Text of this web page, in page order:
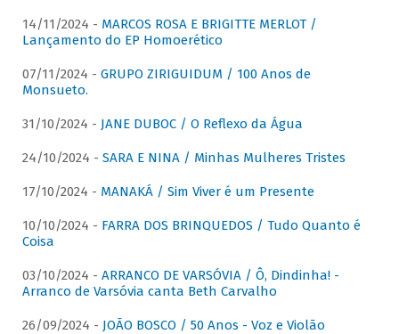
14/11/2024 - MARCOS ROSA E BRIGITTE MERLOT /
Lançamento do EP Homoerético
07/11/2024 - GRUPO ZIRIGUIDUM / 100 Anos de
Monsueto.
31/10/2024 - JANE DUBOC / O Reflexo da Água
24/10/2024 - SARA E NINA / Minhas Mulheres Tristes
17/10/2024 - MANAKÁ / Sim Viver é um Presente
10/10/2024 - FARRA DOS BRINQUEDOS / Tudo Quanto é
Coisa
03/10/2024 - ARRANCO DE VARSÓVIA / Ô, Dindinha! -
Arranco de Varsóvia canta Beth Carvalho
26/09/2024 - JOÃO BOSCO / 50 Anos - Voz e Violão